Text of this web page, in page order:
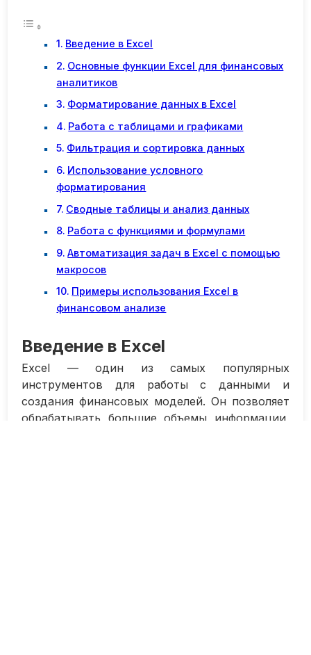
Введение в Excel
Основные функции Excel для финансовых
аналитиков
Форматирование данных в Excel
Работа с таблицами и графиками
Фильтрация и сортировка данных
Использование условного
форматирования
Сводные таблицы и анализ данных
Работа с функциями и формулами
Автоматизация задач в Excel с помощью
макросов
Примеры использования Excel в
финансовом анализе
Введение в Excel
Excel — один из самых популярных
инструментов для работы с данными и
создания финансовых моделей. Он позволяет
обрабатывать большие объемы информации,